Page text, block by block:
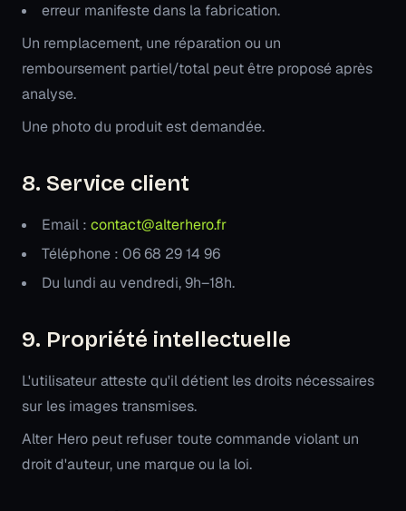
erreur manifeste dans la fabrication.
Un remplacement, une réparation ou un
remboursement partiel/total peut être proposé après
analyse.
Une photo du produit est demandée.
8. Service client
Email : contact@alterhero.fr
Téléphone : 06 68 29 14 96
Du lundi au vendredi, 9h–18h.
9. Propriété intellectuelle
L'utilisateur atteste qu'il détient les droits nécessaires
sur les images transmises.
Alter Hero peut refuser toute commande violant un
droit d'auteur, une marque ou la loi.